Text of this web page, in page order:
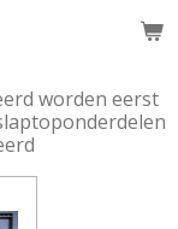
worden eerst